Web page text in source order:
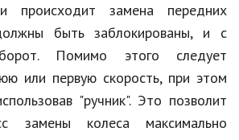
происходит замена передних
быть заблокированы, и с
Помимо этого следует
или первую скорость, при этом
"ручник". Это позволит
замены колеса максимально